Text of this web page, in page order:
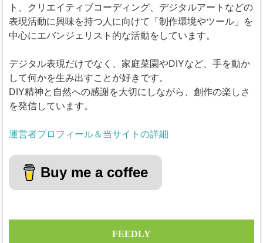
ト、クリエイティブコーディング、デジタルアートなどの
表現活動に興味を持つ人に向けて「制作環境やツール」を
中心にエバンジェリスト的な活動をしています。
デジタル表現だけでなく、家庭菜園やDIYなど、手を動か
して何かを生み出すことが好きです。
DIY精神と自然への感謝を大切にしながら、創作の楽しさ
を発信しています。
運営者プロフィール＆当サイトの詳細
Buy me a coffee
FEEDLY